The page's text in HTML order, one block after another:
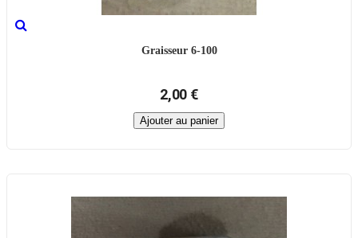
Graisseur 6-100
2,00 €
Ajouter au panier